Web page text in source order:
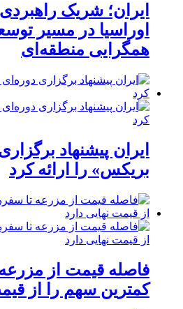
ایران؛ شریک
اوراسیا در مسیر
همگرایی منطقه‌ای
ایران پیشنهاد
بریکس» را ارائه کرد
فاصله قیمت از
کمترین سهم را از